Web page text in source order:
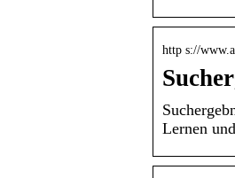
http s://
Lernen